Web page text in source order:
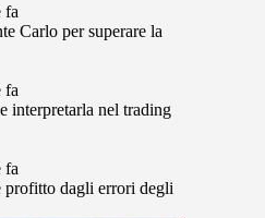
fa
Carlo per superare la
fa
interpretarla nel trading
fa
profitto dagli errori degli